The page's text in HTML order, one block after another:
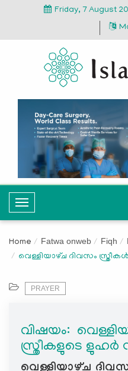
Friday, 7 August
T
o
g
l
i
g
a
Home Fatwa onweb Fiqh
വെള്ളിയാഴ്‌ച ദിവസം
PRAYER
വിഷയം:
സ്ത്രീകളുടെ ളുഹർ